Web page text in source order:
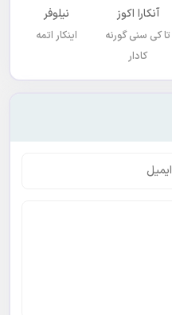
آنکارا اکوز
تا کی سنی گورنه
کادار
نیلوفر
اینکار اتمه